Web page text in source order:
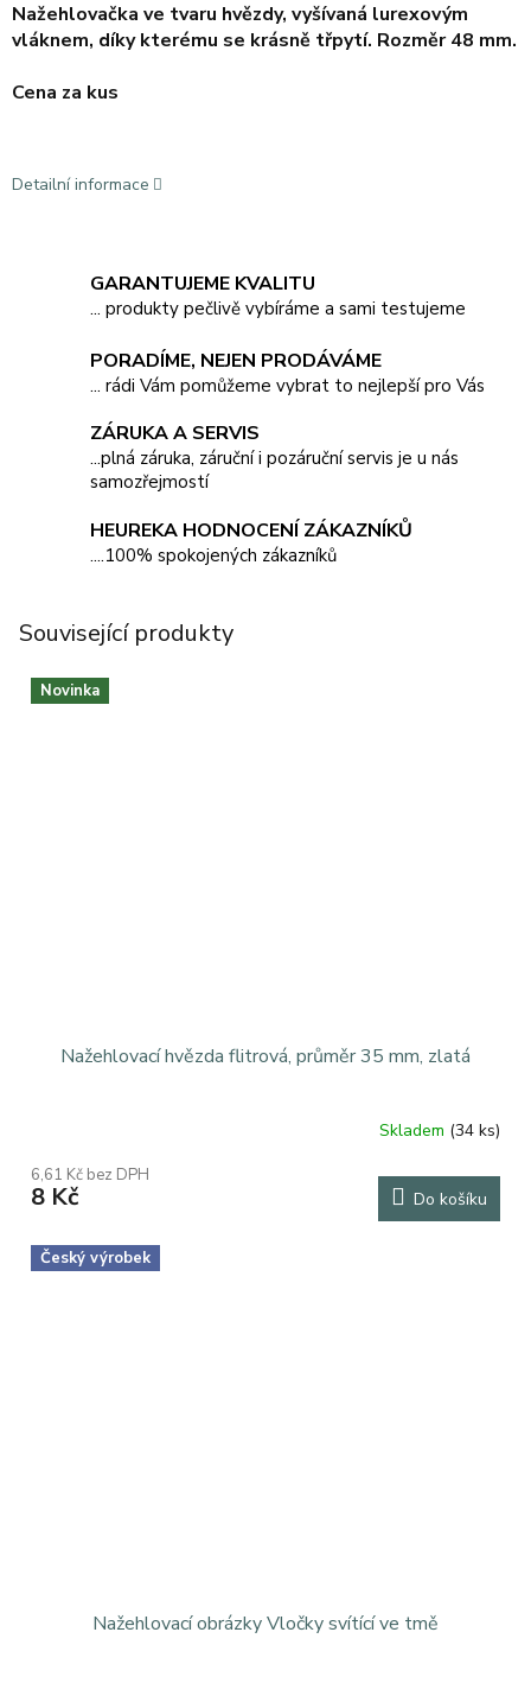
Nažehlovačka ve tvaru hvězdy, vyšívaná lurexovým
vláknem, díky kterému se krásně třpytí. Rozměr 48 mm.
Cena za kus
Detailní informace
GARANTUJEME KVALITU
... produkty pečlivě vybíráme a sami testujeme
PORADÍME, NEJEN PRODÁVÁME
... rádi Vám pomůžeme vybrat to nejlepší pro Vás
ZÁRUKA A SERVIS
...plná záruka, záruční i pozáruční servis je u nás
samozřejmostí
HEUREKA HODNOCENÍ ZÁKAZNÍKŮ
....100% spokojených zákazníků
Související produkty
Novinka
Nažehlovací hvězda flitrová, průměr 35 mm, zlatá
produktu
je
z
5
Skladem (34 ks)
6,61 Kč bez DPH
8 Kč Do košíku
Český výrobek
Nažehlovací obrázky Vločky svítící ve tmě